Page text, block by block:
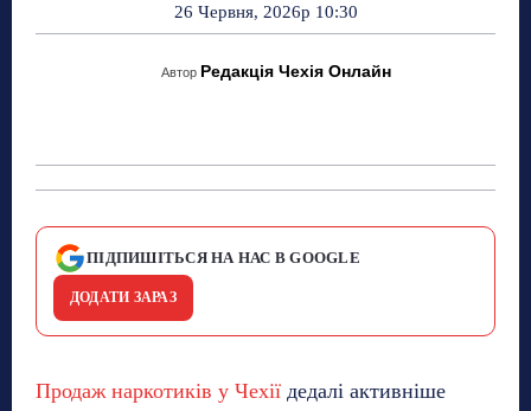
26 Червня, 2026р 10:30
Автор Редакція Чехія Онлайн
ПІДПИШІТЬСЯ НА НАС В GOOGLE
ДОДАТИ ЗАРАЗ
Продаж наркотиків у Чехії дедалі активніше